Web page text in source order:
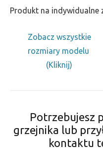
Produkt na indywidualne
Zobacz wszystkie
rozmiary modelu
(Kliknij)
Potrzebujesz
grzejnika lub
kontaktu